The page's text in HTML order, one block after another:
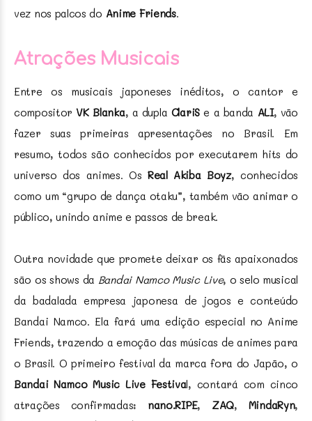
vez nos palcos do Anime Friends.
Atrações Musicais
Entre os musicais japoneses inéditos, o cantor e
compositorVK Blanka, a dupla ClariSe a banda ALI, vão
fazer suas primeiras apresentações no Brasil. Em
resumo, todos são conhecidos por executarem hits do
universo dos animes. Os Real Akiba Boyz, conhecidos
como um “grupo de dança otaku”, também vão animar o
público, unindo anime e passos de break.
Outra novidade que promete deixar os fãs apaixonados
são os shows da Bandai Namco Music Live, o selo musical
da badalada empresa japonesa de jogos e conteúdo
Bandai Namco. Ela fará uma edição especial no Anime
Friends, trazendo a emoção das músicas de animes para
o Brasil. O primeiro festival da marca fora do Japão, o
Bandai Namco Music Live Festival, contará com cinco
atrações confirmadas: nano.RIPE, ZAQ, MindaRyn,